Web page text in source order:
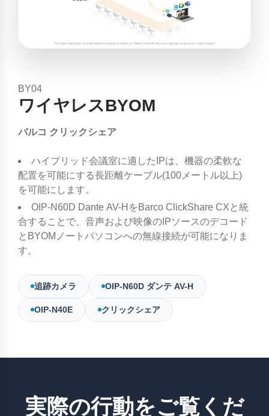
BY04
ワイヤレスBYOM
バルコ クリックシェア
ハイブリッド会議室に適したIPは、機器の柔軟な
配置を可能にする長距離ケーブル(100メートル以上)
を可能にします。
OIP-N60D Dante AV-HをBarco ClickShare CXと統
合することで、音声および映像のIPソースのデコード
とBYOMノートパソコンへの無線接続が可能になりま
す。
追跡カメラ OIP-N60D ダンテ AV-H
OIP-N40E クリックシェア
実際の行動をご覧くだ